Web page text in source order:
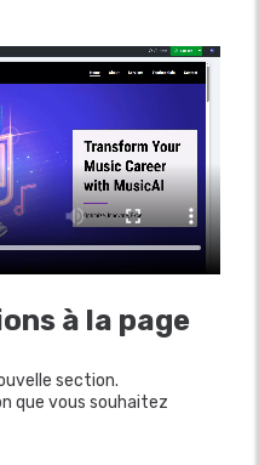
à la page
section.
que vous souhaitez